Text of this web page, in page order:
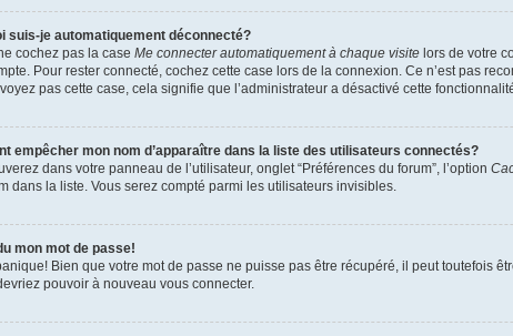
suis-je automatiquement déconnecté?
cochez pas la case Me connecter automatiquement à chaque visite lors de votre
Pour rester connecté, cochez cette case lors de la connexion. Ce n’est pas
pas cette case, cela signifie que l’administrateur a désactivé cette
empêcher mon nom d’apparaître dans la liste des utilisateurs connectés?
dans votre panneau de l’utilisateur, onglet “Préférences du forum”, l’option
dans la liste. Vous serez compté parmi les utilisateurs invisibles.
mon mot de passe!
Bien que votre mot de passe ne puisse pas être récupéré, il peut toutefois
pouvoir à nouveau vous connecter.